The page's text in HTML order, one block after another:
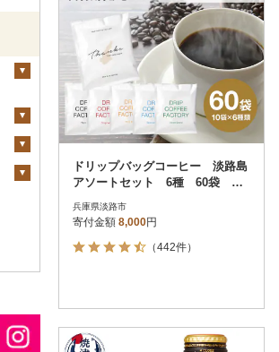
ドリップバッグコーヒー 淡路島
アソートセット 6種 60袋 飲
9
兵庫県淡路市
寄付金額 8,000円
（442件）